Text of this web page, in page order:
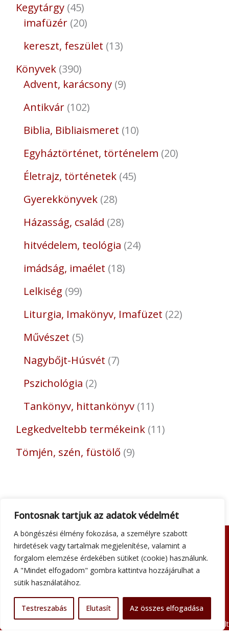
Fontosnak tartjuk az adatok védelmét
A böngészési élmény fokozása, a személyre szabott
hirdetések vagy tartalmak megjelenítése, valamint a
forgalom elemzése érdekében sütiket (cookie) használunk.
A "Mindet elfogadom" gombra kattintva hozzájárulhat a
sütik használatához.
Testreszabás Elutasít Az összes elfogadása
Kegytárgy 45
imafüzér 20
kereszt, feszület 13
Könyvek 390
Advent, karácsony 9
Antikvár 102
Biblia, Bibliaismeret 10
Egyháztörténet, történelem 20
Életrajz, történetek 45
Gyerekkönyvek 28
Házasság, család 28
hitvédelem, teológia 24
imádság, imaélet 18
Lelkiség 99
Liturgia, Imakönyv, Imafüzet 22
Művészet 5
Nagybőjt-Húsvét 7
Pszichológia 2
Tankönyv, hittankönyv 11
Legkedveltebb termékeink 11
Tömjén, szén, füstölő 9
Adatkezelési tájékoztató
Általános szerződési feltételek
Kapcsolat
Minden jog fenntartva © 2026 Szent Atanáz Könyv- és Kegytárgybolt